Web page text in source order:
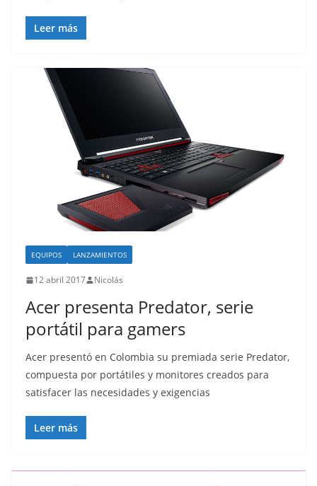
Leer más
EQUIPOS LANZAMIENTOS
12 abril 2017 Nicolás
Acer presenta Predator, serie
portátil para gamers
Acer presentó en Colombia su premiada serie Predator,
compuesta por portátiles y monitores creados para
satisfacer las necesidades y exigencias
Leer más